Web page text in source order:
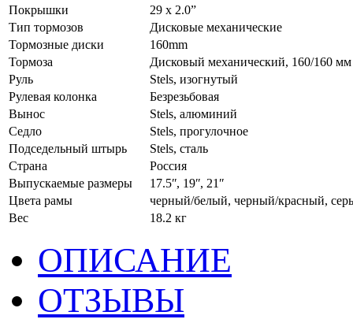
Покрышки
29 x 2.0”
Тип тормозов
Дисковые механические
Тормозные диски
160mm
Тормоза
Дисковый механический, 160/160 мм
Руль
Stels, изогнутый
Рулевая колонка
Безрезьбовая
Вынос
Stels, алюминий
Седло
Stels, прогулочное
Подседельный штырь
Stels, сталь
Страна
Россия
Выпускаемые размеры
17.5ʺ, 19ʺ, 21″
Цвета рамы
черный/белый, черный/красный,
Вес
18.2 кг
ОПИСАНИЕ
ОТЗЫВЫ